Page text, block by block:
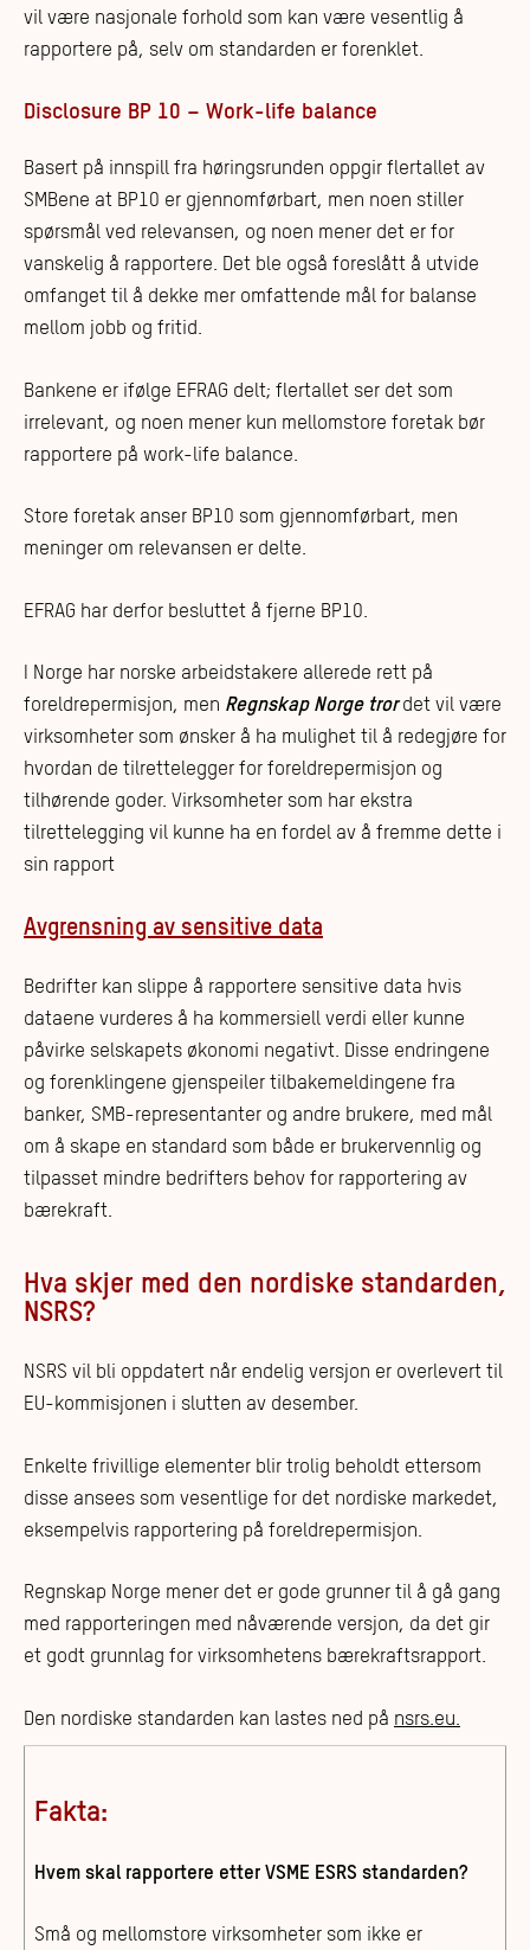
vil være nasjonale forhold som kan være vesentlig å
rapportere på, selv om standarden er forenklet.
Disclosure BP 10 – Work-life balance
Basert på innspill fra høringsrunden oppgir flertallet av
SMBene at BP10 er gjennomførbart, men noen stiller
spørsmål ved relevansen, og noen mener det er for
vanskelig å rapportere. Det ble også foreslått å utvide
omfanget til å dekke mer omfattende mål for balanse
mellom jobb og fritid.
Bankene er ifølge EFRAG delt; flertallet ser det som
irrelevant, og noen mener kun mellomstore foretak bør
rapportere på work-life balance.
Store foretak anser BP10 som gjennomførbart, men
meninger om relevansen er delte.
EFRAG har derfor besluttet å fjerne BP10.
I Norge har norske arbeidstakere allerede rett på
foreldrepermisjon, men Regnskap Norge trordet vil være
virksomheter som ønsker å ha mulighet til å redegjøre for
hvordan de tilrettelegger for foreldrepermisjon og
tilhørende goder. Virksomheter som har ekstra
tilrettelegging vil kunne ha en fordel av å fremme dette i
sin rapport
Avgrensning av sensitive data
Bedrifter kan slippe å rapportere sensitive data hvis
dataene vurderes å ha kommersiell verdi eller kunne
påvirke selskapets økonomi negativt. Disse endringene
og forenklingene gjenspeiler tilbakemeldingene fra
banker, SMB-representanter og andre brukere, med mål
om å skape en standard som både er brukervennlig og
tilpasset mindre bedrifters behov for rapportering av
bærekraft.
Hva skjer med den nordiske standarden,
NSRS?
NSRS vil bli oppdatert når endelig versjon er overlevert til
EU-kommisjonen i slutten av desember.
Enkelte frivillige elementer blir trolig beholdt ettersom
disse ansees som vesentlige for det nordiske markedet,
eksempelvis rapportering på foreldrepermisjon.
Regnskap Norge mener det er gode grunner til å gå gang
med rapporteringen med nåværende versjon, da det gir
et godt grunnlag for virksomhetens bærekraftsrapport.
Den nordiske standarden kan lastes ned på nsrs.eu.
Fakta:
Hvem skal rapportere etter VSME ESRS standarden?
Små og mellomstore virksomheter som ikke er